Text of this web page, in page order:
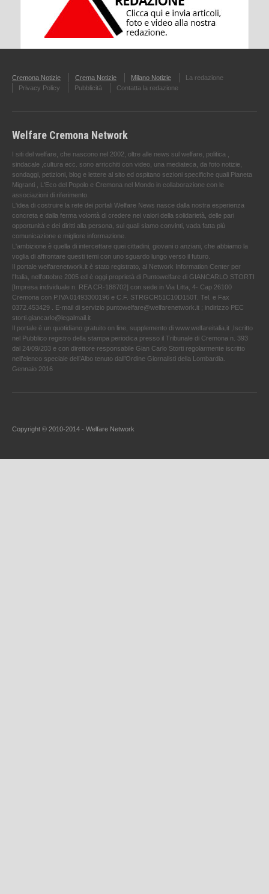
Cremona Notizie Crema Notizie Milano Notizie
La redazione
Privacy Policy
Pubblicità Contatta la redazione
Welfare Cremona Network
I siti del welfare, che nascono nel 2002, oltre alle news sul welfare, politica ,
sindacale ,cultura ecc. sono arricchiti con video, una mediateca, da foto notizie,
sondaggi, petizioni, blog e lettere al sito ed ospitano sezioni specifiche quali Pianeta
Migranti , L'Eco del Popolo e Cremona nel Mondo in collaborazione con le
associazioni di riferimento.
L'idea di costruire la rete dei portali Welfare News nasce dalla nostra esperienza
concreta e dalla ferma volontà di credere nei valori della solidarietà, delle pari
opportunità e dei diritti alla persona, sui quali siamo convinti, vada fatta più
comunicazione e migliore informazione.
L'ambizione è quella di intercettare quei cittadini, giovani o anziani, che abbiamo la
voglia di affrontare questi temi con uno sguardo lungo verso il futuro.
Il portale welfarenetwork.it è stato registrato, al Network Information Center per
l'Italia, nell’ottobre 2005 ed è oggi proprietà di Puntowelfare di GIANCARLO STORTI
[Impresa individuale n. REA CR-188702] con sede in Via Litta, 4- Cap 26100
Cremona con P.IVA 01493300196 e C.F. STRGCR51C10D150T. Tel. e Fax
0372.453429 . E-mail di servizio puntowelfare@welfarenetwork.it ; indirizzo PEC
storti.giancarlo@legalmail.it
Il portale è un quotidiano gratuito on line, supplemento di www.welfareitalia.it ,Iscritto
nel Pubblico registro della stampa periodica presso il Tribunale di Cremona n. 393
dal 24/09/203 e con direttore responsabile Gian Carlo Storti regolarmente iscritto
nell’elenco speciale dell’Albo tenuto dall’Ordine Giornalisti della Lombardia.
Gennaio 2016
Copyright © 2010-2014 - Welfare Network